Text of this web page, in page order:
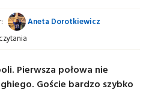
Aneta Dorotkiewicz
Pierwsza połowa nie
Goście bardzo szybko